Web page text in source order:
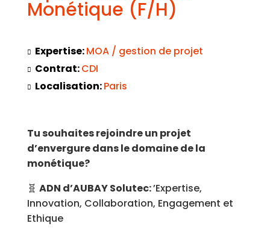
Monétique (F/H)
Expertise:MOA / gestion de projet
Contrat:CDI
Localisation:Paris
Tu souhaites rejoindre un projet
d’envergure dans le domaine de la
monétique?
🧬 ADN d’AUBAY Solutec:’Expertise,
Innovation, Collaboration, Engagement et
Ethique